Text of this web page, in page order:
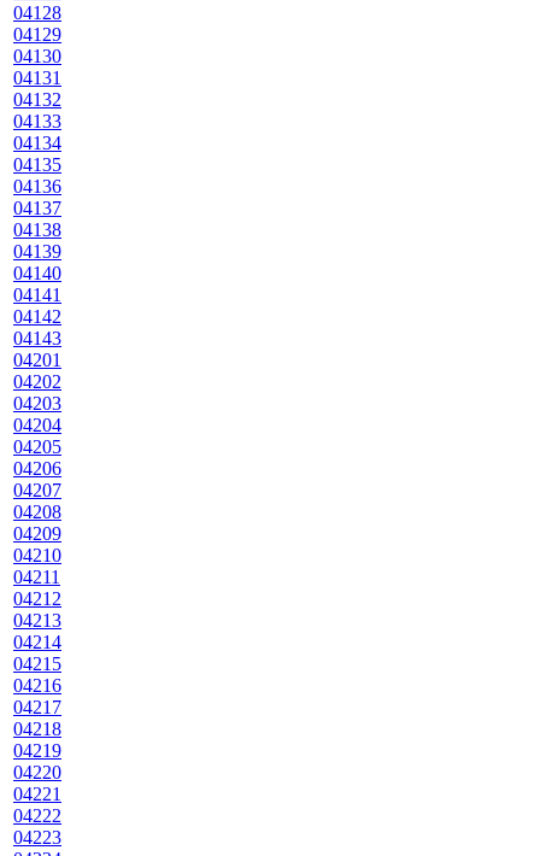
04128
04129
04130
04131
04132
04133
04134
04135
04136
04137
04138
04139
04140
04141
04142
04143
04201
04202
04203
04204
04205
04206
04207
04208
04209
04210
04211
04212
04213
04214
04215
04216
04217
04218
04219
04220
04221
04222
04223